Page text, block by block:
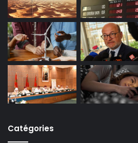
Catégories